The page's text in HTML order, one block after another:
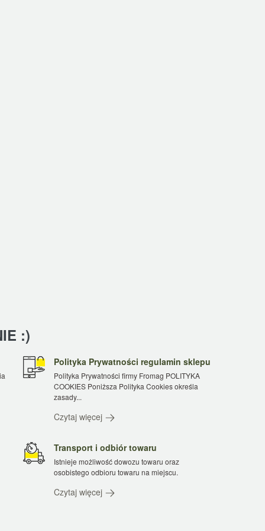
:)
Polityka Prywatności regulamin sklepu
Polityka Prywatności firmy Fromag POLITYKA
COOKIES Poniższa Polityka Cookies określa
zasady...
Czytaj więcej
Transport i odbiór towaru
Istnieje możliwość dowozu towaru oraz
osobistego odbioru towaru na miejscu.
Czytaj więcej